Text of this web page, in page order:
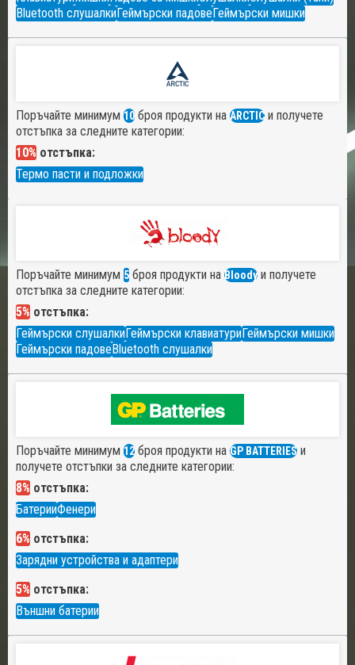
Bluetooth слушалкиГеймърски падовеГеймърски мишки
Поръчайте минимум 10 броя продукти на ARCTIC и получете
отстъпка за следните категории:
10% отстъпка:
Термо пасти и подложки
Поръчайте минимум 5 броя продукти на Bloody и получете
отстъпка за следните категории:
5% отстъпка:
Геймърски слушалкиГеймърски клавиатуриГеймърски мишки
Геймърски падовеBluetooth слушалки
Поръчайте минимум 12 броя продукти на GP BATTERIES и
получете отстъпки за следните категории:
8% отстъпка:
БатерииФенери
6% отстъпка:
Зарядни устройства и адаптери
5% отстъпка:
Външни батерии